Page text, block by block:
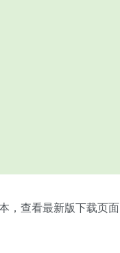
，查看最新版下载页面